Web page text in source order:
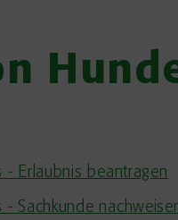
- Erlaubnis beantragen
Sachkunde